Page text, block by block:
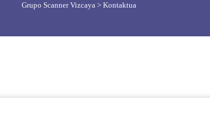
Grupo Scanner Vizcaya > Kontaktua